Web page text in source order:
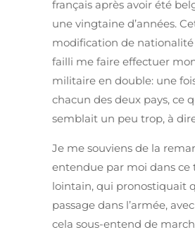
français après avoir été
une vingtaine d’années.
modification de nationalité
failli me faire effectuer
militaire en double: une
chacun des deux pays, ce
semblait un peu trop, à
Je me souviens de la
entendue par moi dans ce
lointain, qui pronostiquait
passage dans l’armée,
cela sous-entend de